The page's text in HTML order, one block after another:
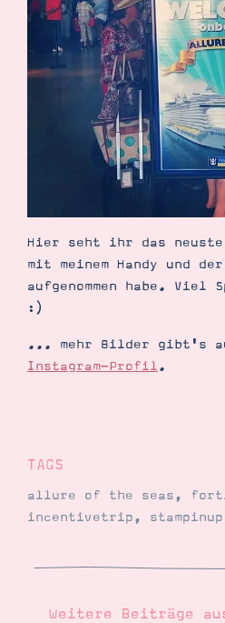
Angebote
Demonstrator werden
Gutscheine
Produkte erklärt
Über mich
Über Stampin’ Up!
Ordnungstipps
Hier seht ihr das
mit meinem Handy und
aufgenommen habe. Viel
:)
... mehr Bilder gibt's
Instagram-Profil.
TAGS
allure of the seas,
incentivetrip, stampinup
Weitere Beiträge